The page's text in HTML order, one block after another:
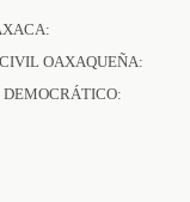
OAXAQUEÑA: